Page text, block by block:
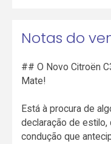
Notas do
## O Novo Citroën
Mate!
Está à procura de
declaração de
condução que